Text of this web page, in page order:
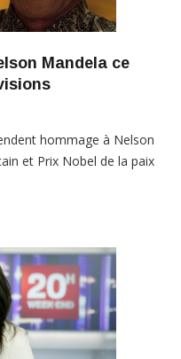
Mandela ce
hommage à Nelson
et Prix Nobel de la paix